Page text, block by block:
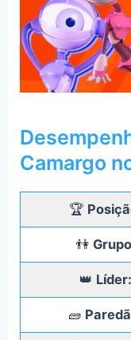
Camargo
🏆
👫
👑 Líder:
🧱